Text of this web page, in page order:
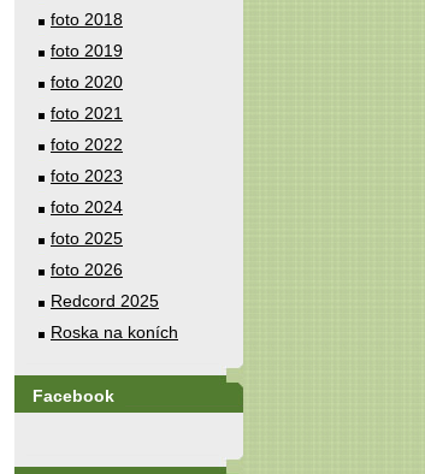
foto 2018
foto 2019
foto 2020
foto 2021
foto 2022
foto 2023
foto 2024
foto 2025
foto 2026
Redcord 2025
Roska na koních
Facebook